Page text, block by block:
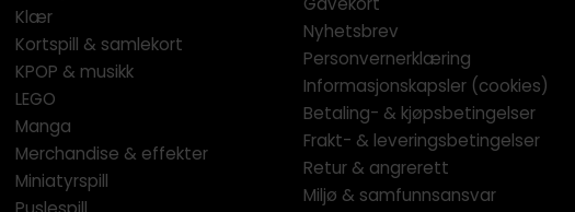
Klær
Kortspill & samlekort
KPOP & musikk
LEGO
Manga
Merchandise & effekter
Miniatyrspill
Nyhetsbrev
Personvernerklæring
Informasjonskapsler (cookies)
Betaling- & kjøpsbetingelser
Frakt- & leveringsbetingelser
Retur & angrerett
Miljø & samfunnsansvar